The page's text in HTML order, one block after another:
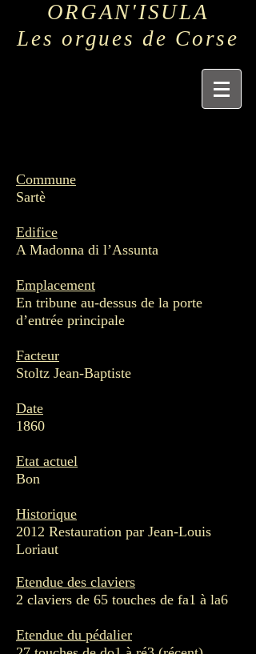
ORGAN'ISULA
Les orgues de Corse
Commune
Sartè
Edifice
A Madonna di l’Assunta
Emplacement
En tribune au-dessus de la porte
d’entrée principale
Facteur
Stoltz Jean-Baptiste
Date
1860
Etat actuel
Bon
Historique
2012 Restauration par Jean-Louis
Loriaut
Etendue des claviers
2 claviers de 65 touches de fa1 à la6
Etendue du pédalier